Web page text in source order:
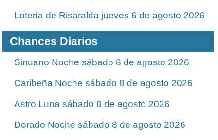
Lotería de Risaralda jueves 6 de agosto 2026
Chances Diarios
Sinuano Noche sábado 8 de agosto 2026
Caribeña Noche sábado 8 de agosto 2026
Astro Luna sábado 8 de agosto 2026
Dorado Noche sábado 8 de agosto 2026